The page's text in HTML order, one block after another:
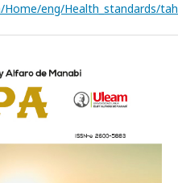
eng/Health_standards/